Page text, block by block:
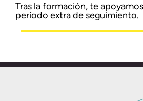
Tras la formación, te
período extra de seguimiento.